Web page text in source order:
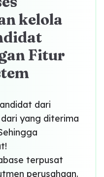
kelola
Fitur
dari
yang diterima
terpusat
perusahaan.